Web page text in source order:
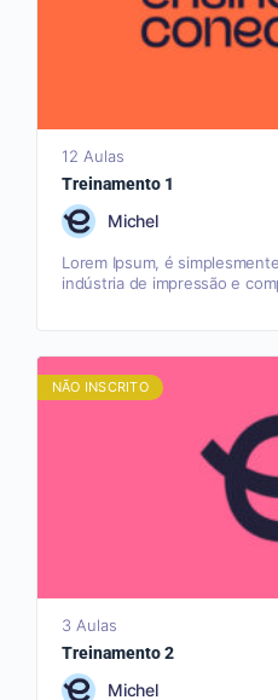
12 Aulas
Treinamento 1
Michel
Lorem Ipsum, é
indústria de impressão e
NÃO INSCRITO
3 Aulas
Treinamento 2
Michel